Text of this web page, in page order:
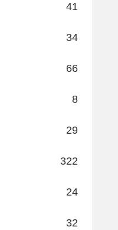
41
34
66
8
29
322
24
32